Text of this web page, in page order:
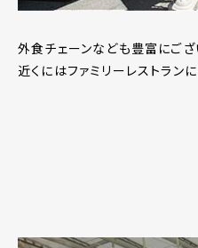
外食チェーンなども豊富にござ
近くにはファミリーレストランに